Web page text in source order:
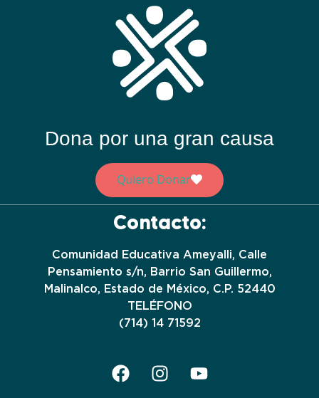
Dona por una gran causa
Quiero Donar
Contacto:
Comunidad Educativa Ameyalli, Calle
Pensamiento s/n, Barrio San Guillermo,
Malinalco, Estado de México, C.P. 52440
TELÉFONO
(714) 14 71592